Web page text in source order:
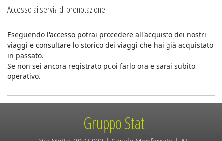
Accesso ai servizi di prenotazione
Eseguendo l'accesso potrai procedere all'acquisto dei nostri
viaggi e consultare lo storico dei viaggi che hai già acquistato
in passato.
Se non sei ancora registrato puoi farlo ora e sarai subito
operativo.
Gruppo Stat